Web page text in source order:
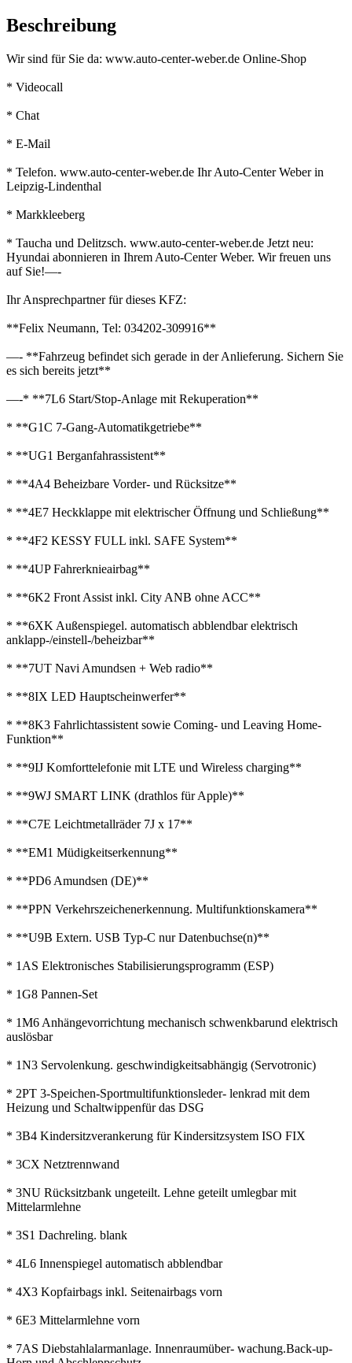
Beschreibung
Wir sind für Sie da: www.auto-center-weber.de Online-Shop
* Videocall
* Chat
* E-Mail
* Telefon. www.auto-center-weber.de Ihr Auto-Center Weber in
Leipzig-Lindenthal
* Markkleeberg
* Taucha und Delitzsch. www.auto-center-weber.de Jetzt neu:
Hyundai abonnieren in Ihrem Auto-Center Weber. Wir freuen uns
auf Sie!—-
Ihr Ansprechpartner für dieses KFZ:
**Felix Neumann, Tel: 034202-309916**
—- **Fahrzeug befindet sich gerade in der Anlieferung. Sichern Sie
es sich bereits jetzt**
—-* **7L6 Start/Stop-Anlage mit Rekuperation**
* **G1C 7-Gang-Automatikgetriebe**
* **UG1 Berganfahrassistent**
* **4A4 Beheizbare Vorder- und Rücksitze**
* **4E7 Heckklappe mit elektrischer Öffnung und Schließung**
* **4F2 KESSY FULL inkl. SAFE System**
* **4UP Fahrerknieairbag**
* **6K2 Front Assist inkl. City ANB ohne ACC**
* **6XK Außenspiegel. automatisch abblendbar elektrisch
anklapp-/einstell-/beheizbar**
* **7UT Navi Amundsen + Web radio**
* **8IX LED Hauptscheinwerfer**
* **8K3 Fahrlichtassistent sowie Coming- und Leaving Home-
Funktion**
* **9IJ Komforttelefonie mit LTE und Wireless charging**
* **9WJ SMART LINK (drathlos für Apple)**
* **C7E Leichtmetallräder 7J x 17**
* **EM1 Müdigkeitserkennung**
* **PD6 Amundsen (DE)**
* **PPN Verkehrszeichenerkennung. Multifunktionskamera**
* **U9B Extern. USB Typ-C nur Datenbuchse(n)**
* 1AS Elektronisches Stabilisierungsprogramm (ESP)
* 1G8 Pannen-Set
* 1M6 Anhängevorrichtung mechanisch schwenkbarund elektrisch
auslösbar
* 1N3 Servolenkung. geschwindigkeitsabhängig (Servotronic)
* 2PT 3-Speichen-Sportmultifunktionsleder- lenkrad mit dem
Heizung und Schaltwippenfür das DSG
* 3B4 Kindersitzverankerung für Kindersitzsystem ISO FIX
* 3CX Netztrennwand
* 3NU Rücksitzbank ungeteilt. Lehne geteilt umlegbar mit
Mittelarmlehne
* 3S1 Dachreling. blank
* 4L6 Innenspiegel automatisch abblendbar
* 4X3 Kopfairbags inkl. Seitenairbags vorn
* 6E3 Mittelarmlehne vorn
* 7AS Diebstahlalarmanlage. Innenraumüber- wachung.Back-up-